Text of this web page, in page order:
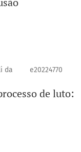
da
e20224770
de luto: